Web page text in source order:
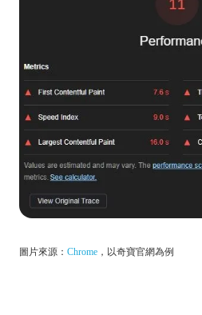
圖片來源： Chrome ，以奇寶官網為例